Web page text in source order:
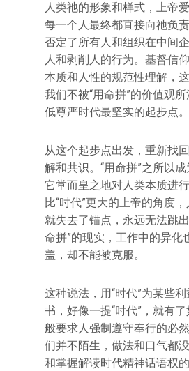
人类祂的形象和样式，上帝
每一个人最终都直接向祂负
否定了所有人和组织在中间
人和剥削人的行为。基督信
本质和人性的规范性理解，
我们不被“用命拼”的价值观
低尊严时代最坚实的起步点。
从这个起步点出发，重新找
解和共识。“用命拼”之所以
它堂而皇之地对人类本质进
比“时代”更大的上帝的角度
就失去了锚点，永远无法跳出
命拼”的现实，工作中的异化
盖，却不能被克服。
这种说法，用“时代”为某些
书，好像一提“时代”，就有
般要求人强制遵守奉行的必
们并不陌生，做法和口气都
和掌握解读时代精神话语权的